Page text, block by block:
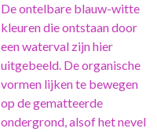
De ontelbare blauw-witte
kleuren die ontstaan door
een waterval zijn hier
uitgebeeld. De organische
vormen lijken te bewegen
op de gematteerde
ondergrond, alsof het nevel